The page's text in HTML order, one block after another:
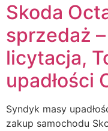
Skoda
sprzedaż
licytacja,
upadłości
Syndyk masy
zakup samochodu